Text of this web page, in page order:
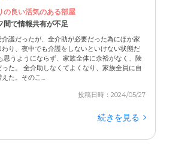
の良い活気のある部屋
間で情報共有が不足
介護だったが、全介助が必要だった為にほか家
り、夜中でも介護をしないといけない状態だ
思うようにならず、家族全体に余裕がなく、険
た。 全介助しなくてよくなり、家族全員に自
た。そのこ...
投稿日時：2024/05/27
続きを見る